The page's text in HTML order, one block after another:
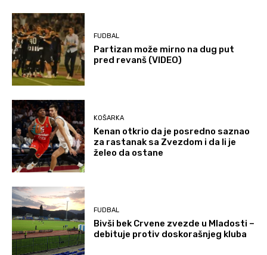
FUDBAL
Partizan može mirno na dug put
pred revanš (VIDEO)
KOŠARKA
Kenan otkrio da je posredno saznao
za rastanak sa Zvezdom i da li je
želeo da ostane
FUDBAL
Bivši bek Crvene zvezde u Mladosti –
debituje protiv doskorašnjeg kluba